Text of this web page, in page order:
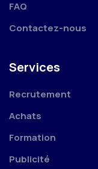
FAQ
Contactez-nous
Services
Recrutement
Achats
Formation
Publicité